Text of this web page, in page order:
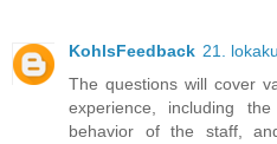
KohlsFeedback 21.
The questions will cover
experience, including
behavior of the staff,